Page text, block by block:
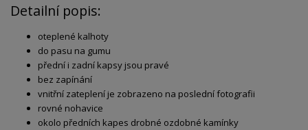
Detailní popis:
oteplené kalhoty
do pasu na gumu
přední i zadní kapsy jsou pravé
bez zapínání
vnitřní zateplení je zobrazeno na poslední fotografii
rovné nohavice
okolo předních kapes drobné ozdobné kamínky